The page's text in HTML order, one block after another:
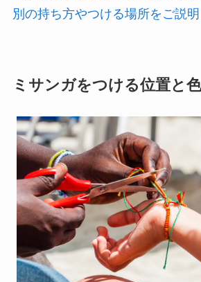
別の持ち方やつける場所をご説明